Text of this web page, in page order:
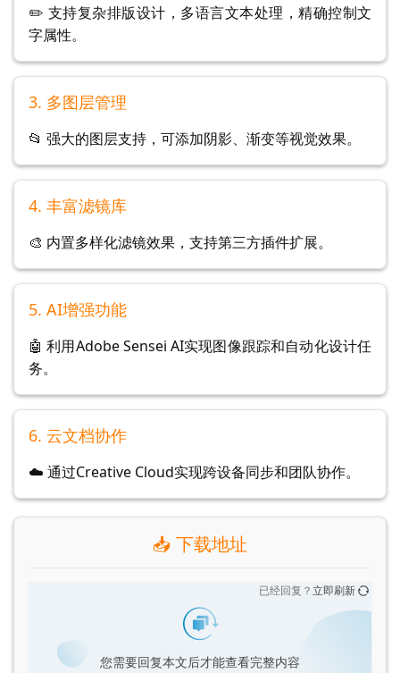
✏️ 支持复杂排版设计，多语言文本处理，精确控制文
字属性。
3. 多图层管理
📂 强大的图层支持，可添加阴影、渐变等视觉效果。
4. 丰富滤镜库
🎨 内置多样化滤镜效果，支持第三方插件扩展。
5. AI增强功能
🤖 利用Adobe Sensei AI实现图像跟踪和自动化设计任
务。
6. 云文档协作
☁️ 通过Creative Cloud实现跨设备同步和团队协作。
📥 下载地址
您需要回复本文后才能查看完整内容
已经回复？立即刷新